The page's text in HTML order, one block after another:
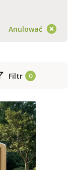
Anulować
Filtr